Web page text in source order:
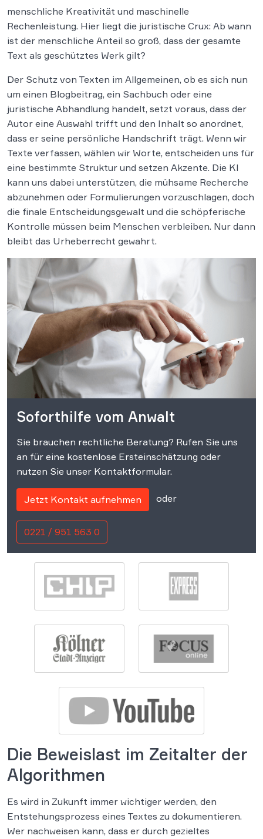
menschliche Kreativität und maschinelle
Rechenleistung. Hier liegt die juristische Crux: Ab wann
ist der menschliche Anteil so groß, dass der gesamte
Text als geschütztes Werk gilt?
Der Schutz von Texten im Allgemeinen, ob es sich nun
um einen Blogbeitrag, ein Sachbuch oder eine
juristische Abhandlung handelt, setzt voraus, dass der
Autor eine Auswahl trifft und den Inhalt so anordnet,
dass er seine persönliche Handschrift trägt. Wenn wir
Texte verfassen, wählen wir Worte, entscheiden uns für
eine bestimmte Struktur und setzen Akzente. Die KI
kann uns dabei unterstützen, die mühsame Recherche
abzunehmen oder Formulierungen vorzuschlagen, doch
die finale Entscheidungsgewalt und die schöpferische
Kontrolle müssen beim Menschen verbleiben. Nur dann
bleibt das Urheberrecht gewahrt.
Soforthilfe vom Anwalt
Sie brauchen rechtliche Beratung? Rufen Sie uns
an für eine kostenlose Ersteinschätzung oder
nutzen Sie unser Kontaktformular.
Jetzt Kontakt aufnehmen oder
0221 / 951 563 0
Die Beweislast im Zeitalter der
Algorithmen
Es wird in Zukunft immer wichtiger werden, den
Entstehungsprozess eines Textes zu dokumentieren.
Wer nachweisen kann, dass er durch gezieltes